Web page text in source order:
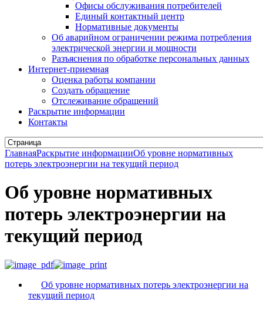
Офисы обслуживания потребителей
Единый контактный центр
Нормативные документы
Об аварийном ограничении режима потребления
электрической энергии и мощности
Разъяснения по обработке персональных данных
Интернет-приемная
Оценка работы компании
Создать обращение
Отслеживание обращений
Раскрытие информации
Контакты
ГлавнаяРаскрытие информацииОб уровне нормативных
потерь электроэнергии на текущий период
Об уровне нормативных
потерь электроэнергии на
текущий период
Об уровне нормативных потерь электроэнергии на
текущий период